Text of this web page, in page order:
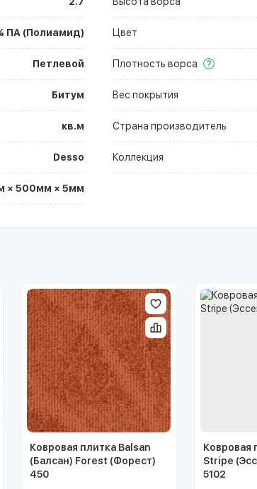
ПА (Полиамид) Цвет
Петлевой Плотность ворса
Битум Вес покрытия
кв.м Страна производитель
Desso Коллекция
× 500мм × 5мм
Ковровая плитка Balsan
(Балсан) Forest (Форест)
450
Ковровая
Stripe
5102